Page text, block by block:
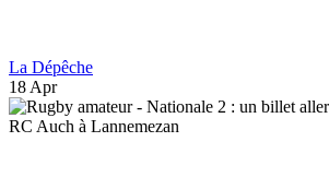
La Dépêche
18 Apr